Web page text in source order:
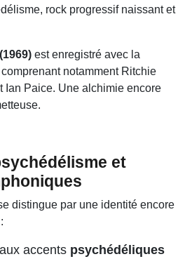
rock progressif naissant et
est enregistré avec la
comprenant notamment Ritchie
Ian Paice. Une alchimie encore
et
distingue par une identité encore
accents psychédéliques